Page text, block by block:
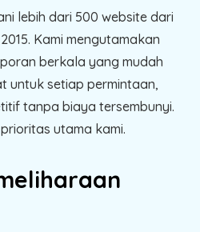
lebih dari 500 website dari
Kami mengutamakan
berkala yang mudah
untuk setiap permintaan,
tanpa biaya tersembunyi.
utama kami.